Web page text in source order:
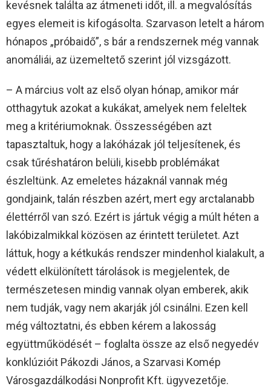
kevésnek találta az átmeneti időt, ill. a megvalósítás
egyes elemeit is kifogásolta. Szarvason letelt a három
hónapos „próbaidő”, s bár a rendszernek még vannak
anomáliái, az üzemeltető szerint jól vizsgázott.
– A március volt az első olyan hónap, amikor már
otthagytuk azokat a kukákat, amelyek nem feleltek
meg a kritériumoknak. Összességében azt
tapasztaltuk, hogy a lakóházak jól teljesítenek, és
csak tűréshatáron belüli, kisebb problémákat
észleltünk. Az emeletes házaknál vannak még
gondjaink, talán részben azért, mert egy arctalanabb
élettérről van szó. Ezért is jártuk végig a múlt héten a
lakóbizalmikkal közösen az érintett területet. Azt
láttuk, hogy a kétkukás rendszer mindenhol kialakult, a
védett elkülönített tárolások is megjelentek, de
természetesen mindig vannak olyan emberek, akik
nem tudják, vagy nem akarják jól csinálni. Ezen kell
még változtatni, és ebben kérem a lakosság
együttműködését – foglalta össze az első negyedév
konklúzióit Pákozdi János, a Szarvasi Komép
Városgazdálkodási Nonprofit Kft. ügyvezetője.